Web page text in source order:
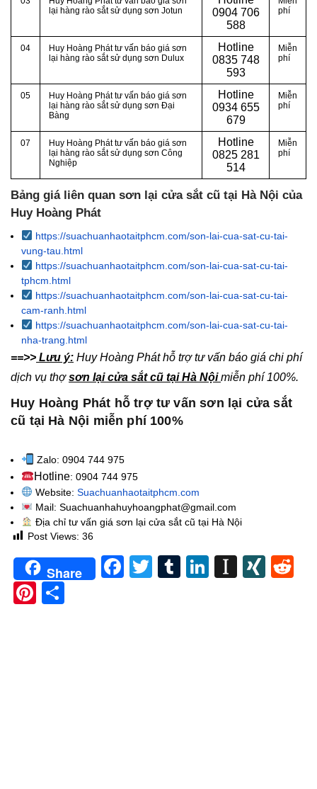
lại hàng rào sắt sử dụng sơn Jotun
0904 706
588
phí
04
Huy Hoàng Phát tư vấn báo giá sơn
lại hàng rào sắt sử dụng sơn Dulux
Hotline
0835 748
593
Miễn
phí
05
Huy Hoàng Phát tư vấn báo giá sơn
lại hàng rào sắt sử dụng sơn Đại
Bàng
Hotline
0934 655
679
Miễn
phí
07
Huy Hoàng Phát tư vấn báo giá sơn
lại hàng rào sắt sử dụng sơn Công
Nghiệp
Hotline
0825 281
514
Miễn
phí
Bảng giá liên quan sơn lại cửa sắt cũ tại Hà Nội của
Huy Hoàng Phát
https://suachuanhaotaitphcm.com/son-lai-cua-sat-cu-tai-
vung-tau.html
https://suachuanhaotaitphcm.com/son-lai-cua-sat-cu-tai-
tphcm.html
https://suachuanhaotaitphcm.com/son-lai-cua-sat-cu-tai-
cam-ranh.html
https://suachuanhaotaitphcm.com/son-lai-cua-sat-cu-tai-
nha-trang.html
==>> Lưu ý: Huy Hoàng Phát hỗ trợ tư vấn báo giá chi phí
dịch vụ thợsơn lại cửa sắt cũ tại Hà Nộimiễn phí 100%.
Huy Hoàng Phát hỗ trợ tư vấn sơn lại cửa sắt
cũ tại Hà Nội miễn phí 100%
Zalo: 0904 744 975
Hotline: 0904 744 975
Website: Suachuanhaotaitphcm.com
Mail: Suachuanhahuyhoangphat@gmail.com
Địa chỉ tư vấn giá sơn lại cửa sắt cũ tại Hà Nội
Post Views: 36
Share Facebook
TwitterTumblrLinkedIn
Pinterest